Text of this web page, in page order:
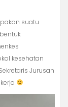
suatu
kesehatan
Jurusan